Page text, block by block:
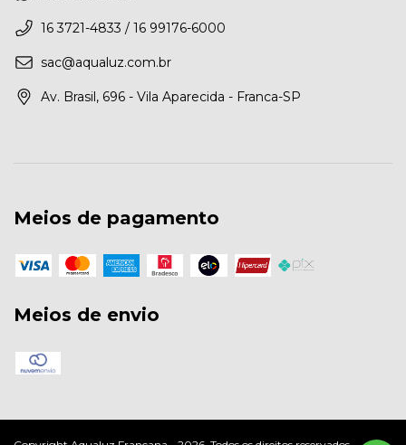
16 3721-4833 / 16 99176-6000
sac@aqualuz.com.br
Av. Brasil, 696 - Vila Aparecida - Franca-SP
Meios de pagamento
Meios de envio